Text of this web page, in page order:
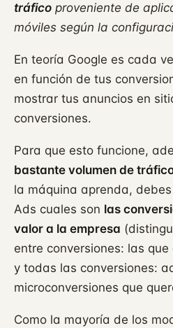
tráfico proveniente de
móviles según la
En teoría Google es cada
en función de tus
mostrar tus anuncios en
conversiones.
Para que esto funcione,
bastante volumen de
la máquina aprenda,
Ads cuales son las
valor a la empresa
entre conversiones: las
y todas las conversiones:
microconversiones que
Como la mayoría de los